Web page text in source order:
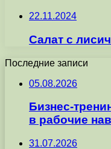
22.11.2024
Салат с
Последние записи
05.08.2026
Бизнес-
в рабочие
31.07.2026